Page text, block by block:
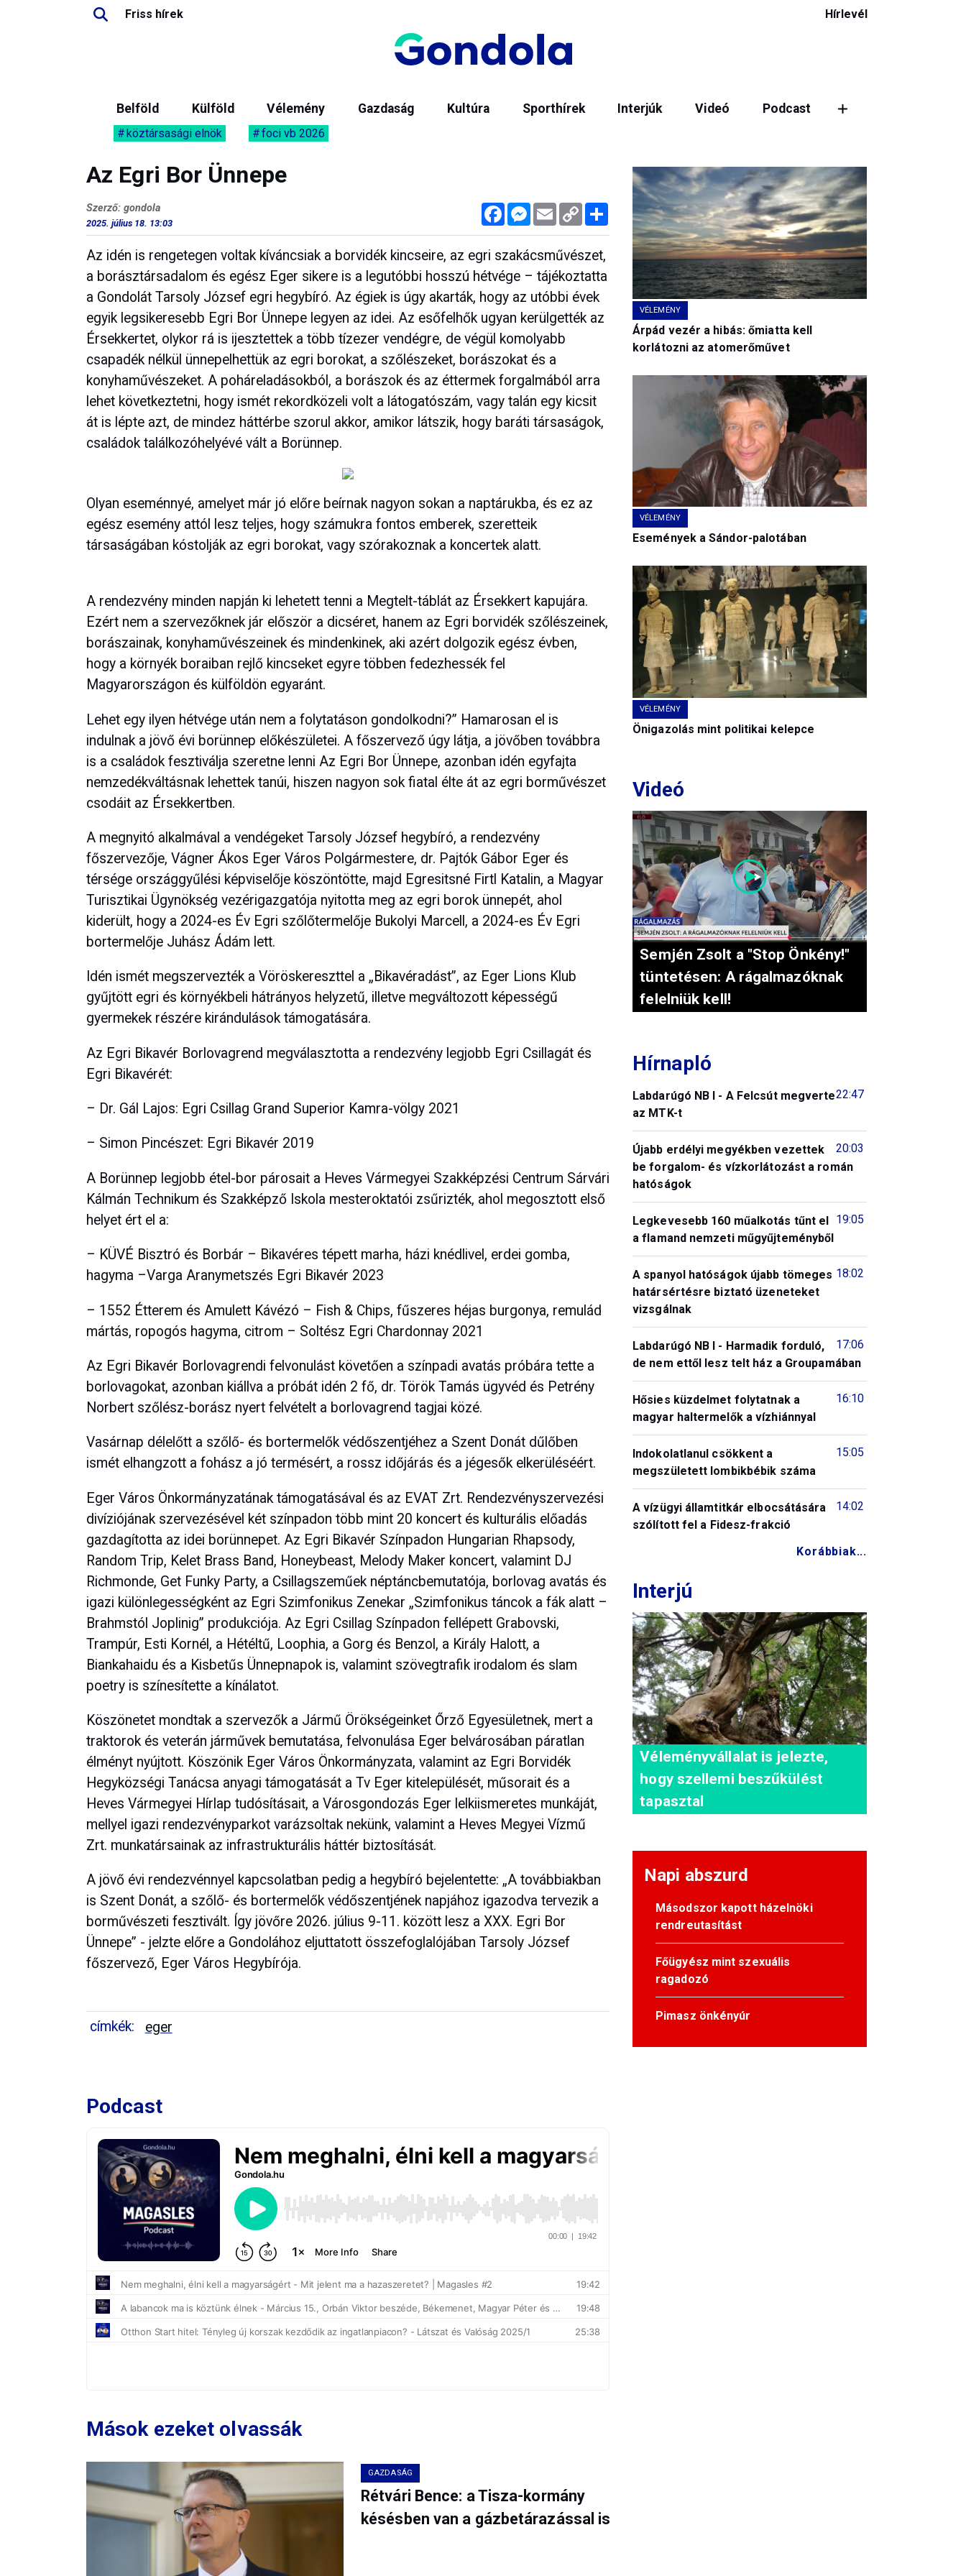
Friss hírek Hírlevél
Belföld Külföld Vélemény Gazdaság Kultúra Sporthírek Interjúk Videó Podcast
köztársasági elnök foci vb 2026
Az Egri Bor Ünnepe
FacebookMessenger
Email Copy
Link
Megosztás
Szerző: gondola
2025. július 18. 13:03
Az idén is rengetegen voltak kíváncsiak a borvidék kincseire, az egri szakácsművészet,
a borásztársadalom és egész Eger sikere is a legutóbbi hosszú hétvége – tájékoztatta
a Gondolát Tarsoly József egri hegybíró. Az égiek is úgy akarták, hogy az utóbbi évek
egyik legsikeresebb Egri Bor Ünnepe legyen az idei. Az esőfelhők ugyan kerülgették az
Érsekkertet, olykor rá is ijesztettek a több tízezer vendégre, de végül komolyabb
csapadék nélkül ünnepelhettük az egri borokat, a szőlészeket, borászokat és a
konyhaművészeket. A poháreladásokból, a borászok és az éttermek forgalmából arra
lehet következtetni, hogy ismét rekordközeli volt a látogatószám, vagy talán egy kicsit
át is lépte azt, de mindez háttérbe szorul akkor, amikor látszik, hogy baráti társaságok,
családok találkozóhelyévé vált a Borünnep.
Olyan eseménnyé, amelyet már jó előre beírnak nagyon sokan a naptárukba, és ez az
egész esemény attól lesz teljes, hogy számukra fontos emberek, szeretteik
társaságában kóstolják az egri borokat, vagy szórakoznak a koncertek alatt.
A rendezvény minden napján ki lehetett tenni a Megtelt-táblát az Érsekkert kapujára.
Ezért nem a szervezőknek jár először a dicséret, hanem az Egri borvidék szőlészeinek,
borászainak, konyhaművészeinek és mindenkinek, aki azért dolgozik egész évben,
hogy a környék boraiban rejlő kincseket egyre többen fedezhessék fel
Magyarországon és külföldön egyaránt.
Lehet egy ilyen hétvége után nem a folytatáson gondolkodni?” Hamarosan el is
indulnak a jövő évi borünnep előkészületei. A főszervező úgy látja, a jövőben továbbra
is a családok fesztiválja szeretne lenni Az Egri Bor Ünnepe, azonban idén egyfajta
nemzedékváltásnak lehettek tanúi, hiszen nagyon sok fiatal élte át az egri borművészet
csodáit az Érsekkertben.
A megnyitó alkalmával a vendégeket Tarsoly József hegybíró, a rendezvény
főszervezője, Vágner Ákos Eger Város Polgármestere, dr. Pajtók Gábor Eger és
térsége országgyűlési képviselője köszöntötte, majd Egresitsné Firtl Katalin, a Magyar
Turisztikai Ügynökség vezérigazgatója nyitotta meg az egri borok ünnepét, ahol
kiderült, hogy a 2024-es Év Egri szőlőtermelője Bukolyi Marcell, a 2024-es Év Egri
bortermelője Juhász Ádám lett.
Idén ismét megszervezték a Vöröskereszttel a „Bikavéradást”, az Eger Lions Klub
gyűjtött egri és környékbeli hátrányos helyzetű, illetve megváltozott képességű
gyermekek részére kirándulások támogatására.
Az Egri Bikavér Borlovagrend megválasztotta a rendezvény legjobb Egri Csillagát és
Egri Bikavérét:
– Dr. Gál Lajos: Egri Csillag Grand Superior Kamra-völgy 2021
– Simon Pincészet: Egri Bikavér 2019
A Borünnep legjobb étel-bor párosait a Heves Vármegyei Szakképzési Centrum Sárvári
Kálmán Technikum és Szakképző Iskola mesteroktatói zsűrizték, ahol megosztott első
helyet ért el a:
– KÜVÉ Bisztró és Borbár – Bikavéres tépett marha, házi knédlivel, erdei gomba,
hagyma –Varga Aranymetszés Egri Bikavér 2023
– 1552 Étterem és Amulett Kávézó – Fish & Chips, fűszeres héjas burgonya, remulád
mártás, ropogós hagyma, citrom – Soltész Egri Chardonnay 2021
Az Egri Bikavér Borlovagrendi felvonulást követően a színpadi avatás próbára tette a
borlovagokat, azonban kiállva a próbát idén 2 fő, dr. Török Tamás ügyvéd és Petrény
Norbert szőlész-borász nyert felvételt a borlovagrend tagjai közé.
Vasárnap délelőtt a szőlő- és bortermelők védőszentjéhez a Szent Donát dűlőben
ismét elhangzott a fohász a jó termésért, a rossz időjárás és a jégesők elkerüléséért.
Eger Város Önkormányzatának támogatásával és az EVAT Zrt. Rendezvényszervezési
divíziójának szervezésével két színpadon több mint 20 koncert és kulturális előadás
gazdagította az idei borünnepet. Az Egri Bikavér Színpadon Hungarian Rhapsody,
Random Trip, Kelet Brass Band, Honeybeast, Melody Maker koncert, valamint DJ
Richmonde, Get Funky Party, a Csillagszeműek néptáncbemutatója, borlovag avatás és
igazi különlegességként az Egri Szimfonikus Zenekar „Szimfonikus táncok a fák alatt –
Brahmstól Joplinig” produkciója. Az Egri Csillag Színpadon fellépett Grabovski,
Trampúr, Esti Kornél, a Hétéltű, Loophia, a Gorg és Benzol, a Király Halott, a
Biankahaidu és a Kisbetűs Ünnepnapok is, valamint szövegtrafik irodalom és slam
poetry is színesítette a kínálatot.
Köszönetet mondtak a szervezők a Jármű Örökségeinket Őrző Egyesületnek, mert a
traktorok és veterán járművek bemutatása, felvonulása Eger belvárosában páratlan
élményt nyújtott. Köszönik Eger Város Önkormányzata, valamint az Egri Borvidék
Hegyközségi Tanácsa anyagi támogatását a Tv Eger kitelepülését, műsorait és a
Heves Vármegyei Hírlap tudósításait, a Városgondozás Eger lelkiismeretes munkáját,
mellyel igazi rendezvényparkot varázsoltak nekünk, valamint a Heves Megyei Vízmű
Zrt. munkatársainak az infrastrukturális háttér biztosítását.
A jövő évi rendezvénnyel kapcsolatban pedig a hegybíró bejelentette: „A továbbiakban
is Szent Donát, a szőlő- és bortermelők védőszentjének napjához igazodva tervezik a
borművészeti fesztivált. Így jövőre 2026. július 9-11. között lesz a XXX. Egri Bor
Ünnepe” - jelzte előre a Gondolához eljuttatott összefoglalójában Tarsoly József
főszervező, Eger Város Hegybírója.
címkék: eger
Podcast
Mások ezeket olvassák
GAZDASÁG
Rétvári Bence: a Tisza-kormány
késésben van a gázbetárazással is
VÉLEMÉNY
Árpád vezér a hibás: őmiatta kell
korlátozni az atomerőművet
VÉLEMÉNY
Események a Sándor-palotában
VÉLEMÉNY
Önigazolás mint politikai kelepce
Videó
Semjén Zsolt a "Stop Önkény!"
tüntetésen: A rágalmazóknak
felelniük kell!
Hírnapló
22:47
Labdarúgó NB I - A Felcsút megverte
az MTK-t
20:03
Újabb erdélyi megyékben vezettek
be forgalom- és vízkorlátozást a román
hatóságok
19:05
Legkevesebb 160 műalkotás tűnt el
a flamand nemzeti műgyűjteményből
18:02
A spanyol hatóságok újabb tömeges
határsértésre biztató üzeneteket
vizsgálnak
17:06
Labdarúgó NB I - Harmadik forduló,
de nem ettől lesz telt ház a Groupamában
16:10
Hősies küzdelmet folytatnak a
magyar haltermelők a vízhiánnyal
15:05
Indokolatlanul csökkent a
megszületett lombikbébik száma
14:02
A vízügyi államtitkár elbocsátására
szólított fel a Fidesz-frakció
Korábbiak...
Interjú
Véleményvállalat is jelezte,
hogy szellemi beszűkülést
tapasztal
Napi abszurd
Másodszor kapott házelnöki
rendreutasítást
Főügyész mint szexuális
ragadozó
Pimasz önkényúr